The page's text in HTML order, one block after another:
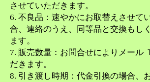
させていただきます。
6. 不良品：速やかにお取替えさせて
合、連絡のうえ、同等品と交換もし
ます。
7. 販売数量：お問合せによりメール
だきます。
8. 引き渡し時期：代金引換の場合、